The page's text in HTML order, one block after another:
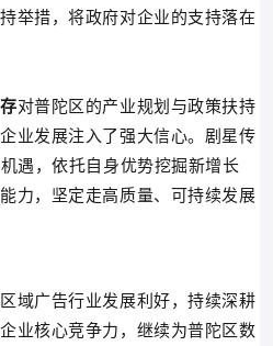
举措，将政府对企业的支持落在
对普陀区的产业规划与政策扶持
业发展注入了强大信心。剧星传
遇，依托自身优势挖掘新增长
力，坚定走高质量、可持续发展
域广告行业发展利好，持续深耕
业核心竞争力， 继续为普陀区数